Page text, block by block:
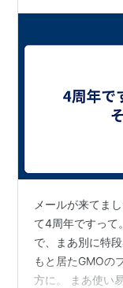
メールが来てま
て4周年ですって
で、まあ別に特
もと居たGMOの
方に。 まあ使い